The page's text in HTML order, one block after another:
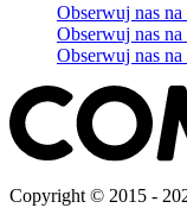
Obserwuj nas na
Obserwuj nas na
Obserwuj nas na
Copyright © 2015 -